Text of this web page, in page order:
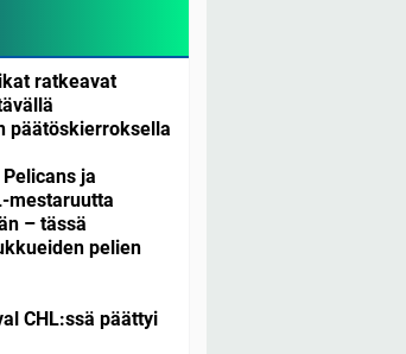
ratkeavat
päätöskierroksella
Pelicans ja
mestaruutta
– tässä
pelien
CHL:ssä päättyi